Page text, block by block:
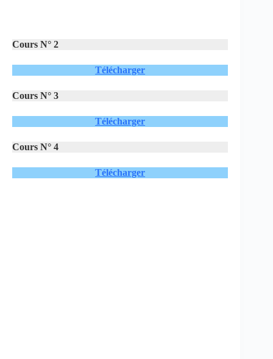
Cours N° 2
Télécharger
Cours N° 3
Télécharger
Cours N° 4
Télécharger